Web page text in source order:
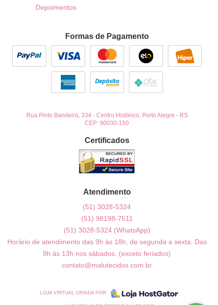
Depoimentos
Formas de Pagamento
Rua Pinto Bandeira, 334- Centro Histórico, Porto Alegre - RS
CEP: 90030-150
Certificados
Atendimento
(51) 3028-5324
(51) 98198-7511
(51) 3028-5324 (WhatsApp)
Horário de atendimento das 9h às 18h, de segunda a sexta. Das
9h às 13h nos sábados. (exceto feriados)
contato@malutecidos.com.br
LOJA VIRTUAL CRIADA POR